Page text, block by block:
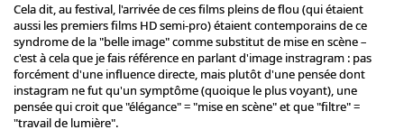
Cela dit, au festival, l'arrivée de ces films pleins de flou (qui étaient
aussi les premiers films HD semi-pro) étaient contemporains de ce
syndrome de la "belle image" comme substitut de mise en scène –
c'est à cela que je fais référence en parlant d'image instragram : pas
forcément d'une influence directe, mais plutôt d'une pensée dont
instagram ne fut qu'un symptôme (quoique le plus voyant), une
pensée qui croit que "élégance" = "mise en scène" et que "filtre" =
"travail de lumière".